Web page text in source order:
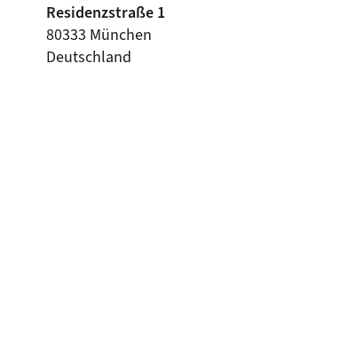
Residenzstraße 1
80333 München
Deutschland